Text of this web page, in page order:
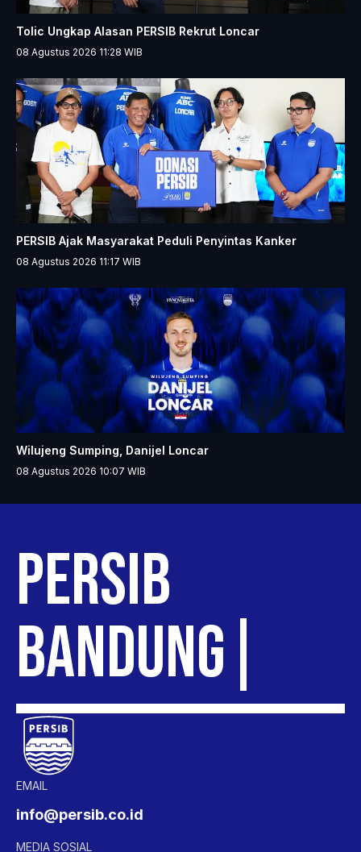
Tolic Ungkap Alasan PERSIB Rekrut Loncar
08 Agustus 2026 11:28 WIB
PERSIB Ajak Masyarakat Peduli Penyintas Kanker
08 Agustus 2026 11:17 WIB
Wilujeng Sumping, Danijel Loncar
08 Agustus 2026 10:07 WIB
PERSIB
BANDUN
EMAIL
info@persib.co.id
MEDIA SOSIAL